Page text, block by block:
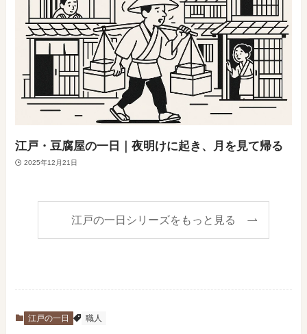
江戸・豆腐屋の一日｜夜明けに起き、月を見て帰る
2025年12月21日
江戸の一日シリーズをもっと見る
江戸の一日 職人